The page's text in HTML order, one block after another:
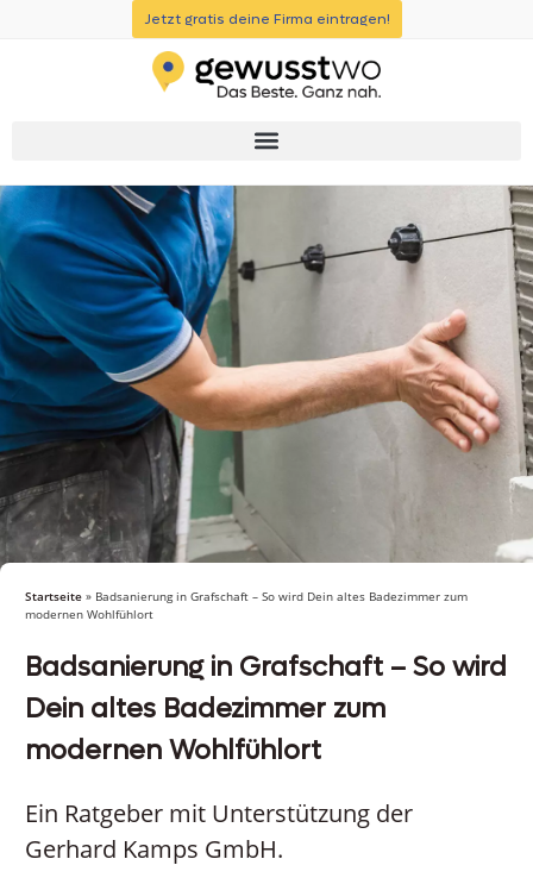
Jetzt gratis deine Firma eintragen!
Startseite » Badsanierung in Grafschaft – So wird Dein altes Badezimmer zum
modernen Wohlfühlort
Badsanierung in Grafschaft – So wird
Dein altes Badezimmer zum
modernen Wohlfühlort
Ein Ratgeber mit Unterstützung der
Gerhard Kamps GmbH.